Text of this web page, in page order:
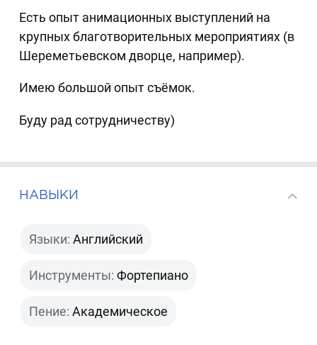
Есть опыт анимационных выступлений на
крупных благотворительных мероприятиях (в
Шереметьевском дворце, например).
Имею большой опыт съёмок.
Буду рад сотрудничеству)
НАВЫКИ
Языки: Английский
Инструменты: Фортепиано
Пение: Академическое